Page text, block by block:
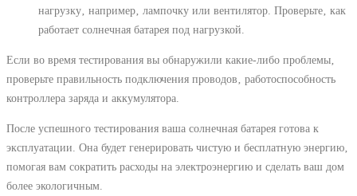
нагрузку‚ например‚ лампочку или вентилятор. Проверьте‚ как
работает солнечная батарея под нагрузкой.
Если во время тестирования вы обнаружили какие-либо проблемы‚
проверьте правильность подключения проводов‚ работоспособность
контроллера заряда и аккумулятора.
После успешного тестирования ваша солнечная батарея готова к
эксплуатации. Она будет генерировать чистую и бесплатную энергию‚
помогая вам сократить расходы на электроэнергию и сделать ваш дом
более экологичным.